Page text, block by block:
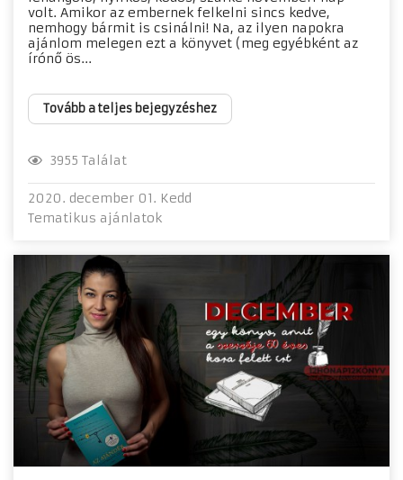
volt. Amikor az embernek felkelni sincs kedve,
nemhogy bármit is csinálni! Na, az ilyen napokra
ajánlom melegen ezt a könyvet (meg egyébként az
írónő ös...
Tovább a teljes bejegyzéshez
3955 Találat
2020. december 01. Kedd
Tematikus ajánlatok